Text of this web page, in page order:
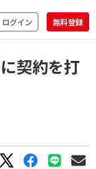
ログイン 無料登録
契約を打